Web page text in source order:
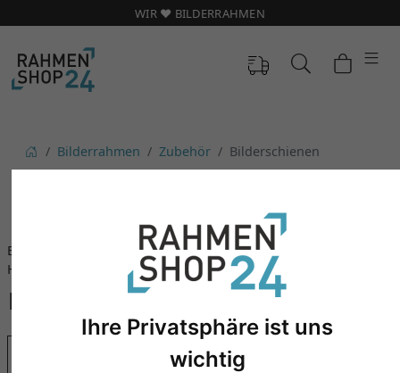
Ihre Privatsphäre ist uns
wichtig
WIR ❤️ BILDERRAHMEN
Bilderrahmen Zubehör Bilderschienen
Befestigungen, Schnüre &
Haken